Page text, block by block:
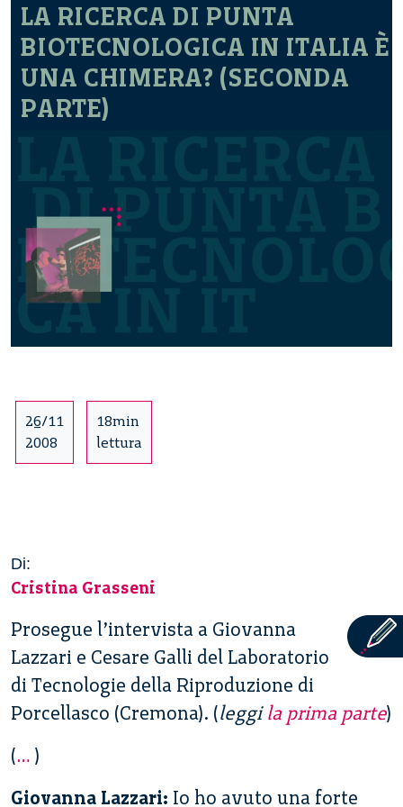
LA RICERCA DI PUNTA
BIOTECNOLOGICA IN ITALIA È
UNA CHIMERA? (SECONDA
PARTE)
26/11
2008
18min
lettura
Di:
Cristina Grasseni
Prosegue l’intervista a Giovanna
Lazzari e Cesare Galli del Laboratorio
di Tecnologie della Riproduzione di
Porcellasco (Cremona). (leggi la prima parte)
(… )
Giovanna Lazzari: Io ho avuto una forte